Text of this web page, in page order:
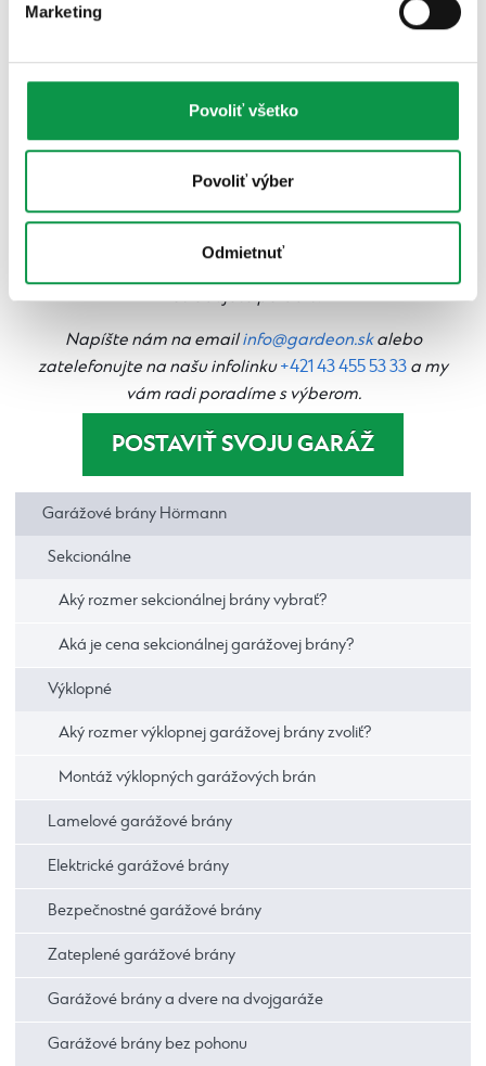
Marketing
Povoliť všetko
Povoliť výber
Odmietnuť
Potrebujete poradiť?
Napíšte nám na emailinfo@gardeon.skalebo
zatelefonujte na našu infolinku+421 43 455 53 33 a my
vám radi poradíme s výberom.
POSTAVIŤ SVOJU GARÁŽ
Garážové brány Hörmann
Sekcionálne
Aký rozmer sekcionálnej brány vybrať?
Aká je cena sekcionálnej garážovej brány?
Výklopné
Aký rozmer výklopnej garážovej brány zvoliť?
Montáž výklopných garážových brán
Lamelové garážové brány
Elektrické garážové brány
Bezpečnostné garážové brány
Zateplené garážové brány
Garážové brány a dvere na dvojgaráže
Garážové brány bez pohonu